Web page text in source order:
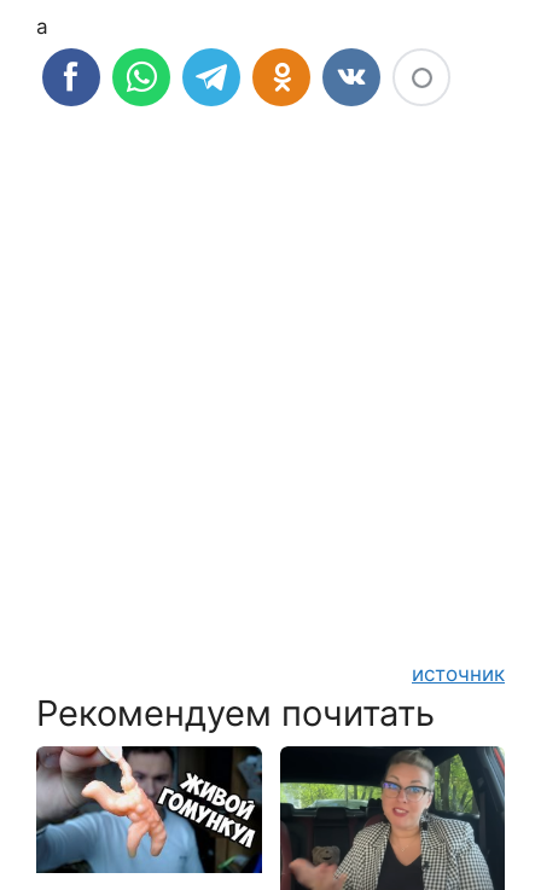
а
источник
Рекомендуем почитать